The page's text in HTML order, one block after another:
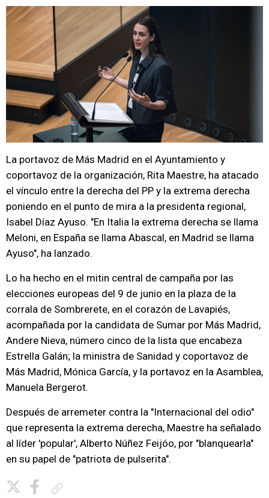
La portavoz de Más Madrid en el Ayuntamiento y
coportavoz de la organización, Rita Maestre, ha atacado
el vínculo entre la derecha del PP y la extrema derecha
poniendo en el punto de mira a la presidenta regional,
Isabel Díaz Ayuso. "En Italia la extrema derecha se llama
Meloni, en España se llama Abascal, en Madrid se llama
Ayuso", ha lanzado.
Lo ha hecho en el mitin central de campaña por las
elecciones europeas del 9 de junio en la plaza de la
corrala de Sombrerete, en el corazón de Lavapiés,
acompañada por la candidata de Sumar por Más Madrid,
Andere Nieva, número cinco de la lista que encabeza
Estrella Galán; la ministra de Sanidad y coportavoz de
Más Madrid, Mónica García, y la portavoz en la Asamblea,
Manuela Bergerot.
Después de arremeter contra la "Internacional del odio"
que representa la extrema derecha, Maestre ha señalado
al líder 'popular', Alberto Núñez Feijóo, por "blanquearla"
en su papel de "patriota de pulserita".